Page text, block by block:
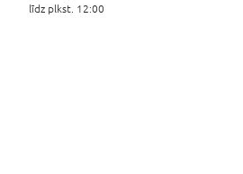
līdz plkst. 12:00